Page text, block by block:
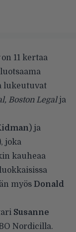
on 11 kertaa
luotsaama
lukeutuvat
Boston Legalja
) ja
joka
kauheaa
myös Donald
Susanne
Nordicilla.